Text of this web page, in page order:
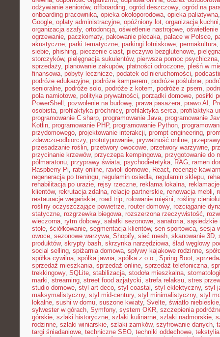
odżywianie seniorów, offboarding, ogród deszczowy, ogród na
onboarding pracownika, opieka okołoporodowa, opieka paliatywna
Google, opłaty administracyjne, opóźniony lot, organizacja kuchni
organizacja szafy, ortodoncja, oświetlenie nastrojowe, oświetlenie
ogrzewanie, paczkomaty, pakowanie plecaka, pałace w Polsce,
akustyczne, parki tematyczne, parkingi lotniskowe, permakultura,
siebie, phishing, pieczenie ciast, pieczywo bezglutenowe,
storczyków, pielęgnacja sukulentów, pierwsza pomoc psychiczna
sprzedaży, planowanie zakupów, płatności odroczone, pleśń w
finansowa, pobyty lecznicze, podatek od nieruchomości,
podróże edukacyjne, podróże kamperem, podróże poślubne,
senioralne, podróże solo, podróże z kotem, podróże z psem,
pola namiotowe, polityka prywatności, porządki domowe, posiłki
PowerShell , pozwolenie na budowę, prawa pasażera, prawo AI ,
osobista, profilaktyka próchnicy, profilaktyka serca, profilaktyka
programowanie C sharp, programowanie Java, programowanie
Kotlin, programowanie PHP, programowanie Python,
przydomowego, projektowanie interakcji, prompt engineering,
zdawczo-odbiorczy, prototypowanie, prywatność online,
przesadzanie roślin, przetwory owocowe, przetwory warzywne,
przycinanie krzewów, przyczepa kempingowa, przygotowanie do
półmaratonu, przyprawy świata, psychodietetyka, RAG, ramen
Raspberry Pi, raty online, ravioli domowe, React, recenzje
regeneracja po treningu, regulamin osiedla, regulamin sklepu,
rehabilitacja po urazie, rejsy rzeczne, reklama lokalna, reklamacje
klientów, rekrutacja zdalna, relacje partnerskie, renowacja mebli,
restauracje wegańskie, road trip, rolowanie mięśni, rośliny
rośliny oczyszczające powietrze, router domowy, rozciąganie
statyczne, rozgrzewka biegowa, rozszerzona rzeczywistość,
wieczorna, rytm dobowy, sałatki sezonowe, sanatoria, sąsiedzkie
stole, ściółkowanie, segmentacja klientów, sen sportowca, sesja
owoce, sezonowe warzywa, Shopify, sieć mesh, skanowanie 3D,
produktów, skrypty bash, skrzynka narzędziowa, ślad węglowy
social selling, spiżarnia domowa, spływy kajakowe rodzinne,
spółka cywilna, spółka jawna, spółka z o.o., Spring Boot,
sprzedaż mieszkania, sprzedaż online, sprzedaż telefoniczna,
trekkingowy, SQLite, stabilizacja, stodoła mieszkalna,
marki, streaming, street food azjatycki, strefa relaksu, stres
studio domowe, styl art deco, styl coastal , styl eklektyczny, styl
maksymalistyczny, styl mid-century, styl minimalistyczny, styl
lokalne, sushi w domu, suszone kwiaty, Svelte, światło niebieskie
sylwester w górach, Symfony, system OKR, szczepienia
górskie, szlaki historyczne, szlaki kulinarne, szlaki nadmorskie,
rodzinne, szlaki winiarskie, szlaki zamków, szyfrowanie danych,
targi śniadaniowe, techniczne SEO, techniki oddechowe,